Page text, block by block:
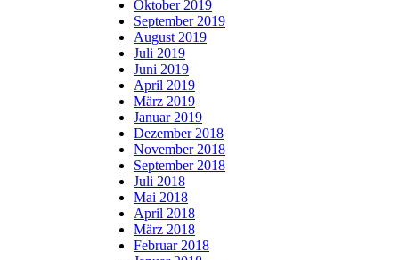
Oktober 2019
September 2019
August 2019
Juli 2019
Juni 2019
April 2019
März 2019
Januar 2019
Dezember 2018
November 2018
September 2018
Juli 2018
Mai 2018
April 2018
März 2018
Februar 2018